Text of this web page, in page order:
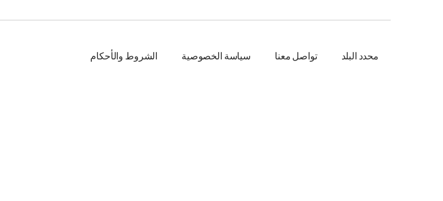
محدد البلد تواصل معنا سياسة الخصوصية الشروط والأحكام